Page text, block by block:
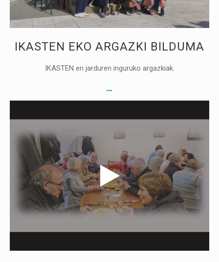
IKASTEN EKO ARGAZKI BILDUMA
IKASTEN en jarduren inguruko argazkiak.